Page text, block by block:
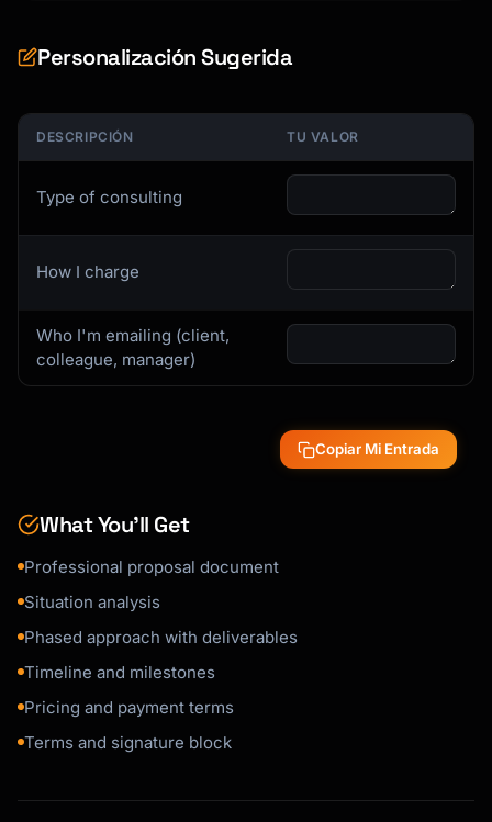
══════════════════
                  [YOUR COMPANY LOGO]
                  CONSULTING PROPOSAL
                  [Project Name]
                  [Client Name]
                  Prepared by:
                  [Your Name]
══════════════════
─────────────────────────────────────────────
──────────────────
1. EXECUTIVE SUMMARY
──────────────────
Personalización Sugerida
DESCRIPCIÓN TU VALOR
Type of consulting
How I charge
Who I'm emailing (client,
colleague, manager)
Copiar Mi Entrada
What You’ll Get
Professional proposal document
Situation analysis
Phased approach with deliverables
Timeline and milestones
Pricing and payment terms
Terms and signature block